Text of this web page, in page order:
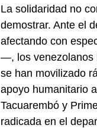
La solidaridad no
demostrar. Ante el
afectando con
—, los venezolanos
se han movilizado
apoyo humanitario
Tacuarembó y
radicada en el